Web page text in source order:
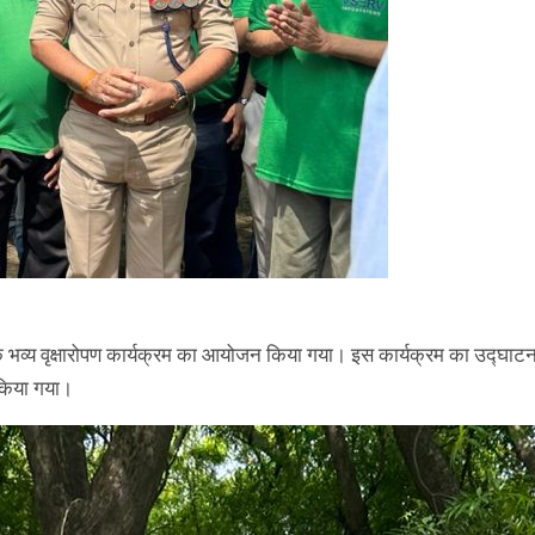
कार्यक्रम का आयोजन किया गया। इस कार्यक्रम का
गया।